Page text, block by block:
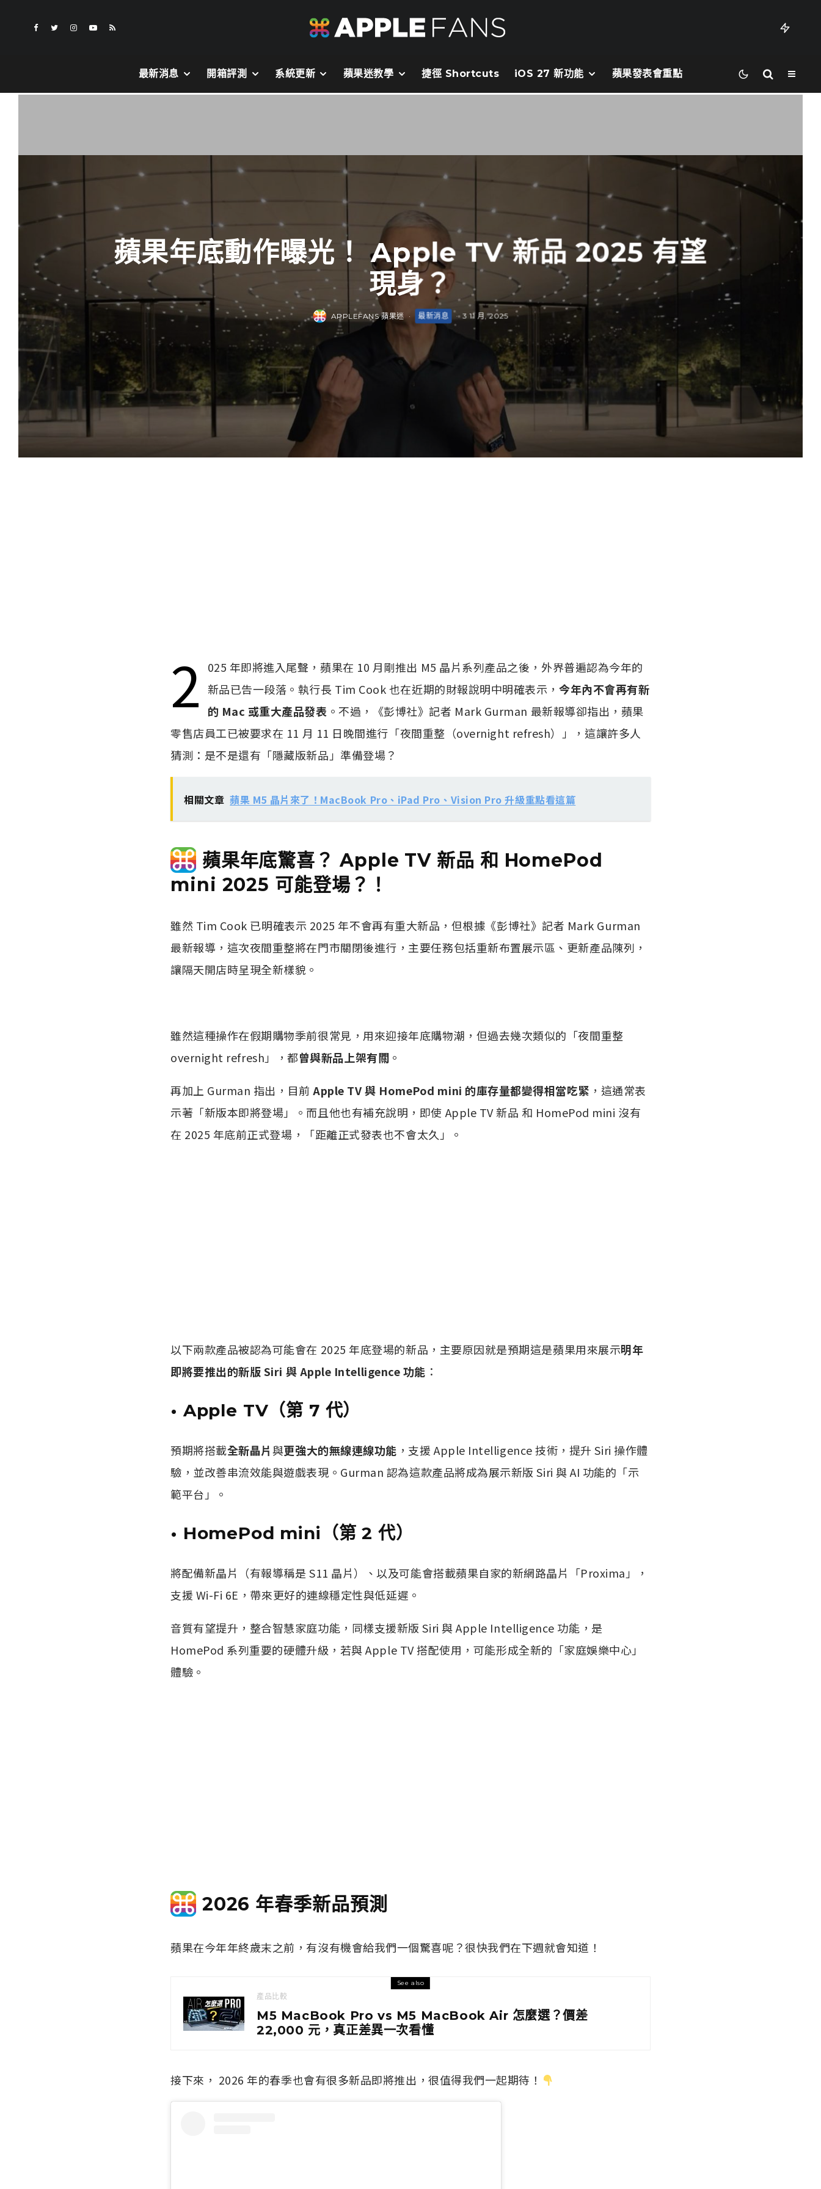
最新消息 開箱評測 系統更新 蘋果迷教學 捷徑 Shortcuts iOS 27 新功能 蘋果發表會重點
蘋果年底動作曝光！ Apple TV 新品 2025 有望
現身？
APPLEFANS 蘋果迷 · 最新消息 · 3 11 月, 2025
2
025 年即將進入尾聲，蘋果在 10 月剛推出 M5 晶片系列產品之後，外界普遍認為今年的
新品已告一段落。執行長 Tim Cook 也在近期的財報說明中明確表示， 今年內不會再有新
的 Mac 或重大產品發表 。不過，《彭博社》記者 Mark Gurman 最新報導卻指出，蘋果
零售店員工已被要求在 11 月 11 日晚間進行「夜間重整（overnight refresh）」，這讓許多人
猜測：是不是還有「隱藏版新品」準備登場？
相關文章 蘋果 M5 晶片來了！MacBook Pro、iPad Pro、Vision Pro 升級重點看這篇
蘋果年底驚喜？ Apple TV 新品 和 HomePod
mini 2025 可能登場？！
雖然 Tim Cook 已明確表示 2025 年不會再有重大新品，但根據《彭博社》記者 Mark Gurman
最新報導，這次夜間重整將在門市關閉後進行，主要任務包括重新布置展示區、更新產品陳列，
讓隔天開店時呈現全新樣貌。
雖然這種操作在假期購物季前很常見，用來迎接年底購物潮，但過去幾次類似的「夜間重整
overnight refresh」，都曾與新品上架有關 。
再加上 Gurman 指出，目前Apple TV 與 HomePod mini 的庫存量都變得相當吃緊 ，這通常表
示著「新版本即將登場」。而且他也有補充說明，即使 Apple TV 新品 和 HomePod mini 沒有
在 2025 年底前正式登場，「距離正式發表也不會太久」。
以下兩款產品被認為可能會在 2025 年底登場的新品，主要原因就是預期這是蘋果用來展示明年
即將要推出的新版 Siri 與 Apple Intelligence 功能 ：
• Apple TV（第 7 代）
預期將搭載全新晶片與更強大的無線連線功能 ，支援 Apple Intelligence 技術，提升 Siri 操作體
驗，並改善串流效能與遊戲表現。Gurman 認為這款產品將成為展示新版 Siri 與 AI 功能的「示
範平台」。
• HomePod mini（第 2 代）
將配備新晶片（有報導稱是 S11 晶片）、以及可能會搭載蘋果自家的新網路晶片「Proxima」，
支援 Wi-Fi 6E，帶來更好的連線穩定性與低延遲。
音質有望提升，整合智慧家庭功能，同樣支援新版 Siri 與 Apple Intelligence 功能，是
HomePod 系列重要的硬體升級，若與 Apple TV 搭配使用，可能形成全新的「家庭娛樂中心」
體驗。
2026 年春季新品預測
蘋果在今年年終歲末之前，有沒有機會給我們一個驚喜呢？很快我們在下週就會知道！
See also
產品比較
M5 MacBook Pro vs M5 MacBook Air 怎麼選？價差
22,000 元，真正差異一次看懂
接下來， 2026 年的春季也會有很多新品即將推出，很值得我們一起期待！